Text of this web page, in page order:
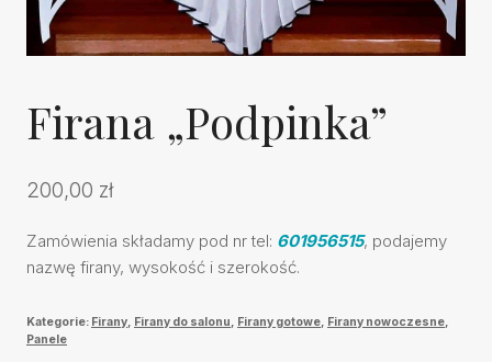
Firana „Podpinka”
200,00 zł
Zamówienia składamy pod nr tel: 601956515, podajemy
nazwę firany, wysokość i szerokość.
Kategorie: Firany, Firany do salonu, Firany gotowe, Firany nowoczesne,
Panele